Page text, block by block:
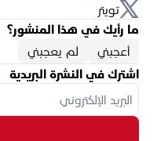
تويتر
ما رأيك في هذا المنشور؟
أعجبني
لم يعجبني
اشترك في النشرة البريدية